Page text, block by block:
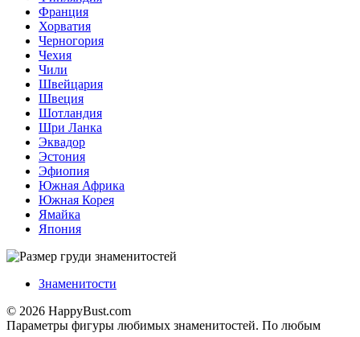
Франция
Хорватия
Черногория
Чехия
Чили
Швейцария
Швеция
Шотландия
Шри Ланка
Эквадор
Эстония
Эфиопия
Южная Африка
Южная Корея
Ямайка
Япония
Знаменитости
© 2026 HappyBust.com
Параметры фигуры любимых знаменитостей. По любым